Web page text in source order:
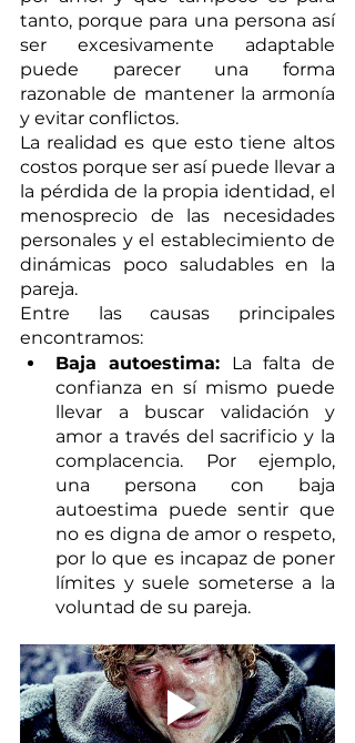
tanto, porque para una persona así
ser excesivamente adaptable
puede parecer una forma
razonable de mantener la armonía
y evitar conflictos.
La realidad es que esto tiene altos
costos porque ser así puede llevar a
la pérdida de la propia identidad, el
menosprecio de las necesidades
personales y el establecimiento de
dinámicas poco saludables en la
pareja.
Entre las causas principales
encontramos:
Baja autoestima: La falta de
confianza en sí mismo puede
llevar a buscar validación y
amor a través del sacrificio y la
complacencia. Por ejemplo,
una persona con baja
autoestima puede sentir que
no es digna de amor o respeto,
por lo que es incapaz de poner
límites y suele someterse a la
voluntad de su pareja.